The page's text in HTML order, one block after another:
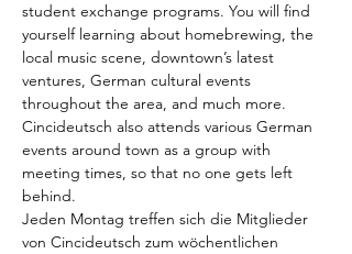
student exchange programs. You will find
yourself learning about homebrewing, the
local music scene, downtown’s latest
ventures, German cultural events
throughout the area, and much more.
Cincideutsch also attends various German
events around town as a group with
meeting times, so that no one gets left
behind.
Jeden Montag treffen sich die Mitglieder
von Cincideutsch zum wöchentlichen